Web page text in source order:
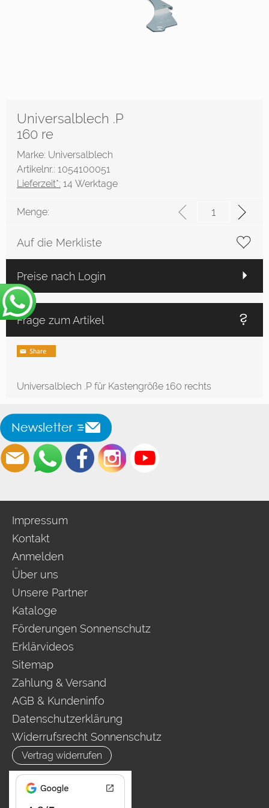
Universalblech .P
160 re
Marke: Universalblech
Artikelnr.: 1054100051
Lieferzeit*: 14 Werktage
Menge:
Auf die Merkliste
Preise nach Login
Frage zum Artikel
Universalblech .P für Kastengröße 160 rechts
Impressum
Kontakt
Anmelden
Über uns
Unsere Partner
Kataloge
Förderungen Sonnenschutz
Erklärvideos
Sitemap
Zahlung & Versand
AGB & Kundeninfo
Datenschutzerklärung
Widerrufsrecht Sonnenschutz
Vertrag widerrufen